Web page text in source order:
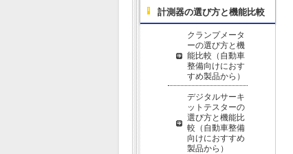
計測器の選び方と機能比較
クランプメータ
ーの選び方と機
能比較（自動車
整備向けにおす
すめ製品から）
デジタルサーキ
ットテスターの
選び方と機能比
較（自動車整備
向けにおすすめ
製品から）